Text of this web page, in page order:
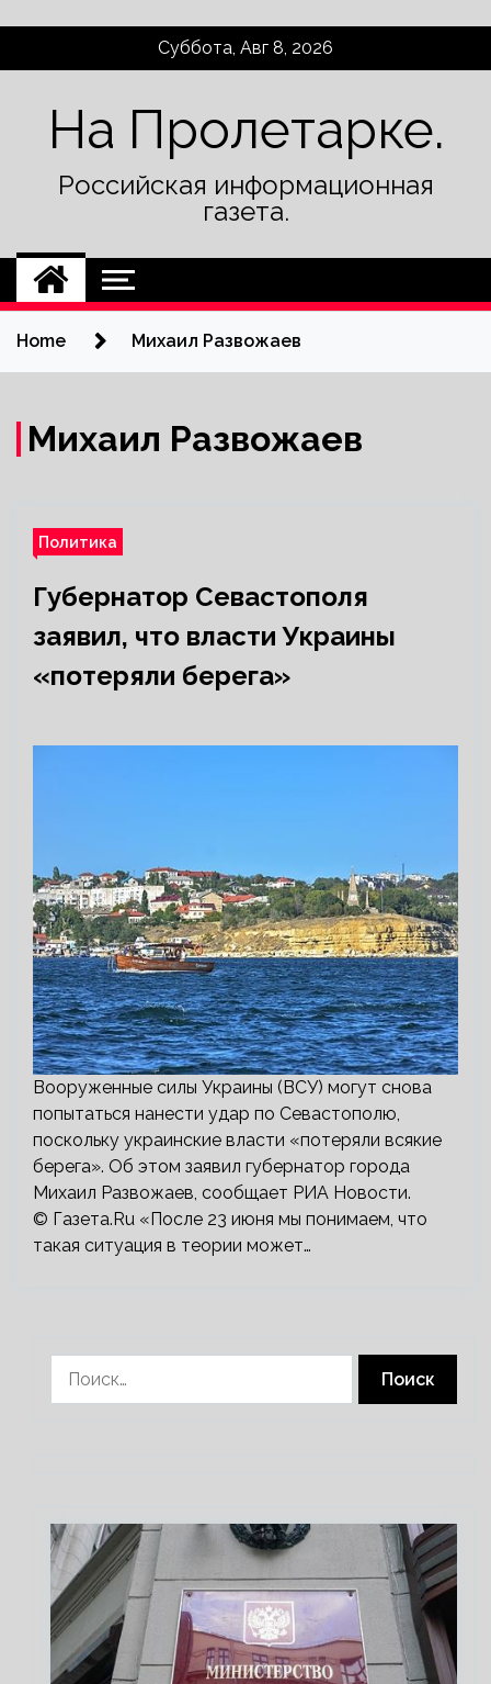
Суббота, Авг 8, 2026
На Пролетарке.
Российская информационная
газета.
Home Михаил Развожаев
Михаил Развожаев
Политика
Губернатор Севастополя
заявил, что власти Украины
«потеряли берега»
Вооруженные силы Украины (ВСУ) могут снова
попытаться нанести удар по Севастополю,
поскольку украинские власти «потеряли всякие
берега». Об этом заявил губернатор города
Михаил Развожаев, сообщает РИА Новости.
© Газета.Ru «После 23 июня мы понимаем, что
такая ситуация в теории может…